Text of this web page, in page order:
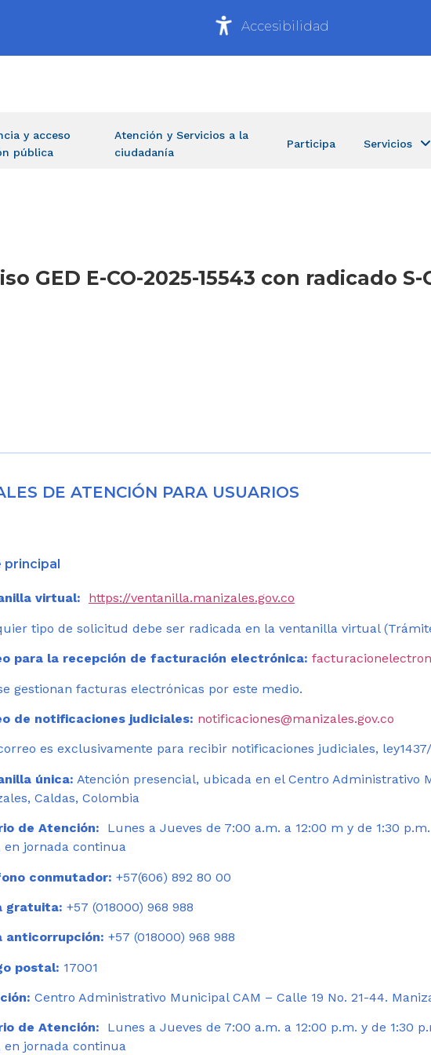
Accesibilidad
y acceso
pública
Atención y Servicios a la
ciudadanía
Participa Servicios
GED E-CO-2025-15543 con radicado S-
DE ATENCIÓN PARA USUARIOS
principal
virtual: https://ventanilla.manizales.gov.co
tipo de solicitud debe ser radicada en la ventanilla virtual
para la recepción de facturación electrónica:
gestionan facturas electrónicas por este medio.
de notificaciones judiciales: notificaciones@manizales.gov.co
es exclusivamente para recibir notificaciones judiciales, ley1437/
única: Atención presencial, ubicada en el Centro Administrativo
Caldas, Colombia
de Atención:
Lunes a Jueves de 7:00 a.m. a 12:00 m y de 1:30
en jornada continua
conmutador: +57(606) 892 80 00
gratuita: +57 (018000) 968 988
anticorrupción: +57 (018000) 968 988
postal: 17001
Centro Administrativo Municipal CAM – Calle 19 No. 21-44.
de Atención: Lunes a Jueves de 7:00 a.m. a 12:00 p.m. y de 1:30
en jornada continua